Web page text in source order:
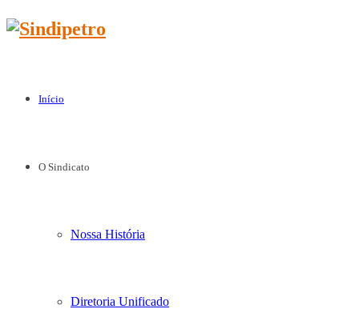
Início
O Sindicato
Nossa História
Diretoria Unificado